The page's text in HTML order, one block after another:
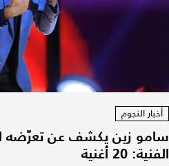
أخبار النجوم
سامو زين يكشف عن تعرّضه
الفنية: 20 أغنية